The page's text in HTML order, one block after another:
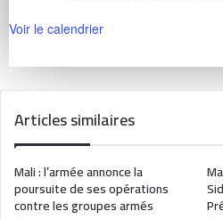
Voir le calendrier
Articles similaires
Mali : l’armée annonce la
poursuite de ses opérations
contre les groupes armés